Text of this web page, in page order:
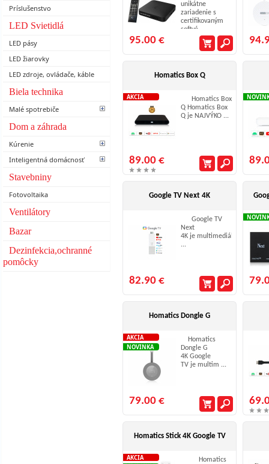
Príslušenstvo
LED Svietidlá
LED pásy
LED žiarovky
LED zdroje, ovládače, káble
Biela technika
Malé spotrebiče
Dom a záhrada
Kúrenie
Inteligentná domácnosť
Stavebniny
Fotovoltaika
Ventilátory
Bazar
Dezinfekcia,ochranné
pomôcky
unikátne
zariadenie s
certifikovaným
softvé ...
95.00 €
Homatics Box Q
AKCIA
Homatics Box
Q Homatics Box
Q je NAJVÝKO ...
89.00 €
Google TV Next 4K
Google TV
Next
4K je multimediálne
...
82.90 €
Homatics Dongle G
AKCIA
NOVINKA
Homatics
Dongle G
4K Google
TV je multim ...
79.00 €
Homatics Stick 4K Google TV
AKCIA
Homatics